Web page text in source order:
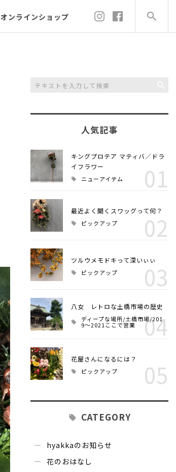
オンラインショップ
人気記事
キングプロテア マティバ／ドラ
イフラワー
ニューアイテム 01
最近よく聞くスワッグって何？
ピックアップ 02
ツルウメモドキって深いぃぃ
ピックアップ 03
八女 レトロな土橋市場の歴史
ディープな場所/土橋市場/201
9～2021ここで営業 04
花屋さんになるには？
ピックアップ 05
CATEGORY
hyakkaのお知らせ
花のおはなし